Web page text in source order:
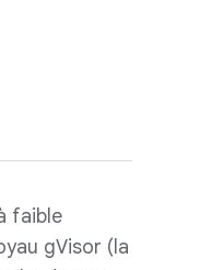
faible
gVisor (la